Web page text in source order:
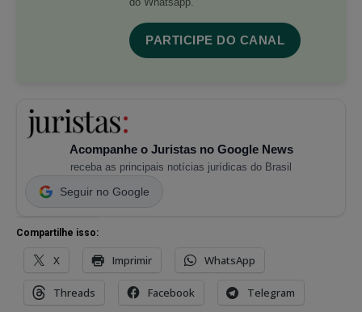
PARTICIPE DO CANAL
Acompanhe o Juristas no Google News
receba as principais notícias jurídicas do Brasil
Seguir no Google
Compartilhe isso:
X Imprimir WhatsApp
Threads Facebook Telegram